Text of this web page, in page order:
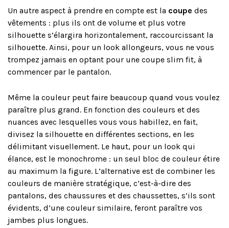
Un autre aspect à prendre en compte est la coupe des
vêtements : plus ils ont de volume et plus votre
silhouette s’élargira horizontalement, raccourcissant la
silhouette. Ainsi, pour un look allongeurs, vous ne vous
trompez jamais en optant pour une coupe slim fit, à
commencer par le pantalon.
Même la couleur peut faire beaucoup quand vous voulez
paraître plus grand. En fonction des couleurs et des
nuances avec lesquelles vous vous habillez, en fait,
divisez la silhouette en différentes sections, en les
délimitant visuellement. Le haut, pour un look qui
élance, est le monochrome : un seul bloc de couleur étire
au maximum la figure. L’alternative est de combiner les
couleurs de manière stratégique, c’est-à-dire des
pantalons, des chaussures et des chaussettes, s’ils sont
évidents, d’une couleur similaire, feront paraître vos
jambes plus longues.